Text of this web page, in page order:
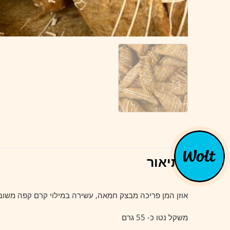
תיאור
אוזן המן פריכה מבצק חמאה, עשירה במילוי קרם קפה
משקל נטו כ- 55 גרם